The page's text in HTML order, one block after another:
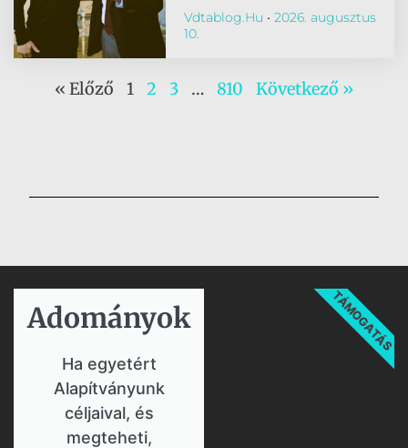
Vdtablog.hu
2026. augusztus
10.
« Előző 1 2 3 … 810 Következő »
Adományok​
Ha egyetért
Alapítványunk
céljaival, és
megteheti,
TÁMOGATÁS